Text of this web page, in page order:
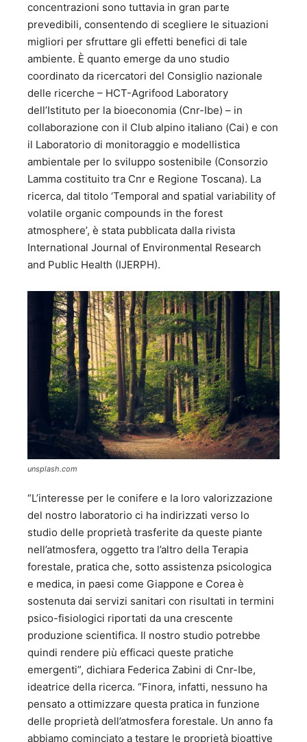
concentrazioni sono tuttavia in gran parte
prevedibili, consentendo di scegliere le situazioni
migliori per sfruttare gli effetti benefici di tale
ambiente. È quanto emerge da uno studio
coordinato da ricercatori del Consiglio nazionale
delle ricerche – HCT-Agrifood Laboratory
dell’Istituto per la bioeconomia (Cnr-Ibe) – in
collaborazione con il Club alpino italiano (Cai) e con
il Laboratorio di monitoraggio e modellistica
ambientale per lo sviluppo sostenibile (Consorzio
Lamma costituito tra Cnr e Regione Toscana). La
ricerca, dal titolo ‘Temporal and spatial variability of
volatile organic compounds in the forest
atmosphere’, è stata pubblicata dalla rivista
International Journal of Environmental Research
and Public Health (IJERPH).
unsplash.com
“L’interesse per le conifere e la loro valorizzazione
del nostro laboratorio ci ha indirizzati verso lo
studio delle proprietà trasferite da queste piante
nell’atmosfera, oggetto tra l’altro della Terapia
forestale, pratica che, sotto assistenza psicologica
e medica, in paesi come Giappone e Corea è
sostenuta dai servizi sanitari con risultati in termini
psico-fisiologici riportati da una crescente
produzione scientifica. Il nostro studio potrebbe
quindi rendere più efficaci queste pratiche
emergenti”, dichiara Federica Zabini di Cnr-Ibe,
ideatrice della ricerca. “Finora, infatti, nessuno ha
pensato a ottimizzare questa pratica in funzione
delle proprietà dell’atmosfera forestale. Un anno fa
abbiamo cominciato a testare le proprietà bioattive